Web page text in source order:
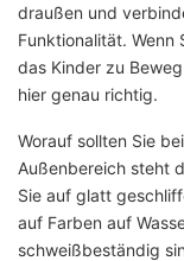
draußen und
Funktionalität. Wenn
das Kinder zu
hier genau richtig.
Worauf sollten Sie
Außenbereich steht
Sie auf glatt
auf Farben auf
schweißbeständig